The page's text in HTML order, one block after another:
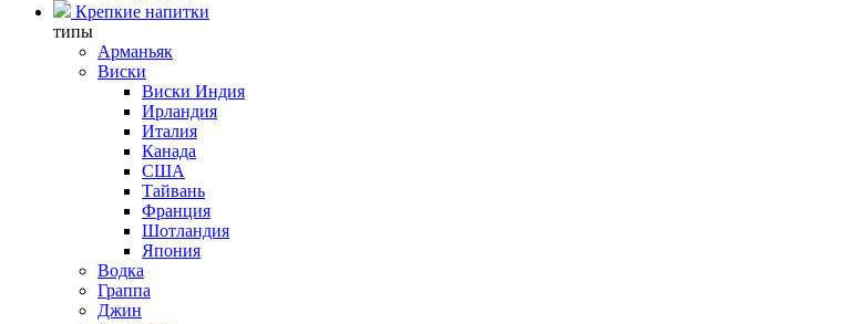
Крепкие напитки
типы
Арманьяк
Виски
Виски Индия
Ирландия
Италия
Канада
США
Тайвань
Франция
Шотландия
Япония
Водка
Граппа
Джин